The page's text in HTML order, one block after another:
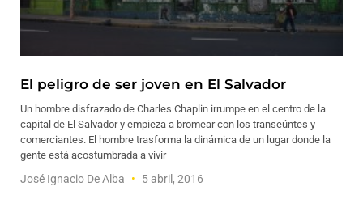
El peligro de ser joven en El Salvador
Un hombre disfrazado de Charles Chaplin irrumpe en el centro de la
capital de El Salvador y empieza a bromear con los transeúntes y
comerciantes. El hombre trasforma la dinámica de un lugar donde la
gente está acostumbrada a vivir
José Ignacio De Alba 5 abril, 2016